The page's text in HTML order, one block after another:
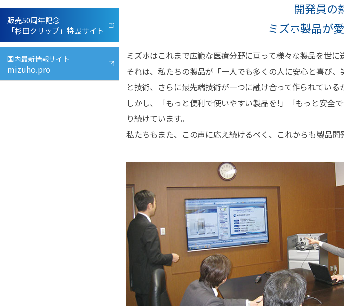
営業・カスタマーサポート
透明性ガイドライン
業界団体
脳血管内治療関連製品
動物病院向け医療機器
取扱説明書
PMDA
(独立行政法人 医薬品医療機器総合機構）
販売50周年記念
「杉田クリップ」特設サイト
国内最新情報サイト
mizuho.pro
開発員の
ミズホ製品が
ミズホはこれまで広範な医療分野に亘って様々な製品を世に
それは、私たちの製品が「一人でも多くの人に安心と喜び
と技術、さらに最先端技術が一つに融け合って作られている
しかし、「もっと便利で使いやすい製品を!」「もっと安全
り続けています。
私たちもまた、この声に応え続けるべく、これからも製品開